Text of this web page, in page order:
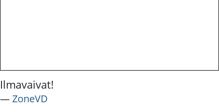
Ilmavaivat!
―ZoneVD